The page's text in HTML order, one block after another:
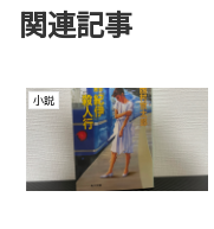
関連記事
小説